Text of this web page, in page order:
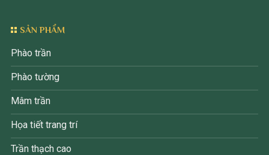
SẢN PHẨM
Phào trần
Phào tường
Mâm trần
Họa tiết trang trí
Trần thạch cao